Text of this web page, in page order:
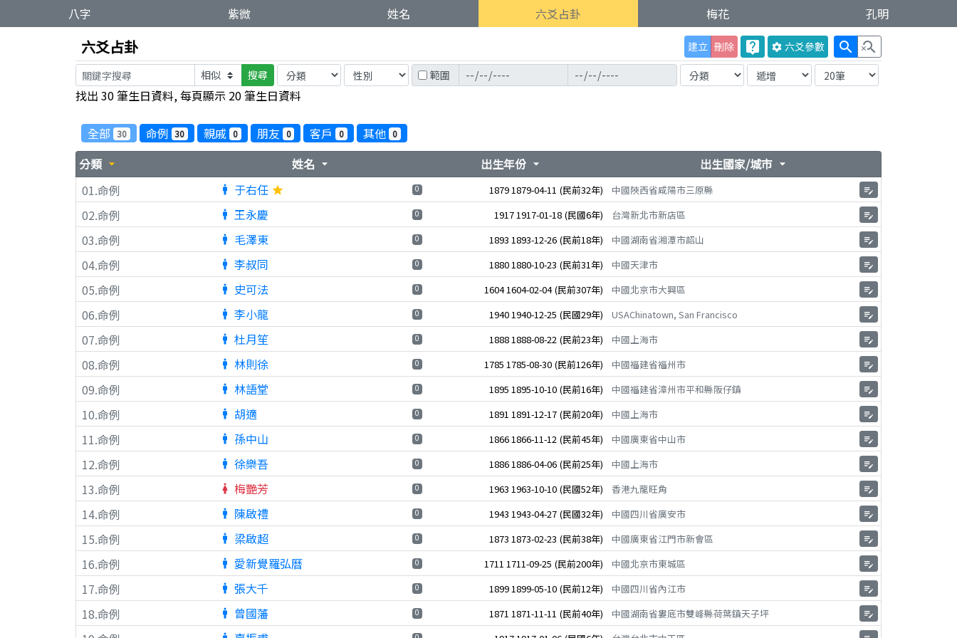
八字 紫微 姓名 六爻占卦 梅花 孔明
六爻占卦 建立 刪除 live_help settings 六爻參數 search search_off
搜尋 範圍
找出 30 筆生日資料, 每頁顯示 20 筆生日資料
全部 30 命例 30 親戚 0 朋友 0 客戶 0 其他 0
分類 arrow_drop_down 姓名 arrow_drop_down 出生年份 arrow_drop_down 出生國家/城市 arrow_drop_down
01.命例 man 于右任 star 0 1879 1879-04-11 (民前32年) 中國陝西省咸陽市三原縣 edit_note
02.命例 man 王永慶 0 1917 1917-01-18 (民國6年) 台灣新北市新店區 edit_note
03.命例 man 毛澤東 0 1893 1893-12-26 (民前18年) 中國湖南省湘潭市韶山 edit_note
04.命例 man 李叔同 0 1880 1880-10-23 (民前31年) 中國天津市 edit_note
05.命例 man 史可法 0 1604 1604-02-04 (民前307年) 中國北京市大興區 edit_note
06.命例 man 李小龍 0 1940 1940-12-25 (民國29年) USAChinatown, San Francisco edit_note
07.命例 man 杜月笙 0 1888 1888-08-22 (民前23年) 中國上海市 edit_note
08.命例 man 林則徐 0 1785 1785-08-30 (民前126年) 中國福建省福州市 edit_note
09.命例 man 林語堂 0 1895 1895-10-10 (民前16年) 中國福建省漳州市平和縣阪仔鎮 edit_note
10.命例 man 胡適 0 1891 1891-12-17 (民前20年) 中國上海市 edit_note
11.命例 man 孫中山 0 1866 1866-11-12 (民前45年) 中國廣東省中山市 edit_note
12.命例 man 徐樂吾 0 1886 1886-04-06 (民前25年) 中國上海市 edit_note
13.命例 woman 梅艷芳 0 1963 1963-10-10 (民國52年) 香港九龍旺角 edit_note
14.命例 man 陳啟禮 0 1943 1943-04-27 (民國32年) 中國四川省廣安市 edit_note
15.命例 man 梁啟超 0 1873 1873-02-23 (民前38年) 中國廣東省江門市新會區 edit_note
16.命例 man 愛新覺羅弘曆 0 1711 1711-09-25 (民前200年) 中國北京市東城區 edit_note
17.命例 man 張大千 0 1899 1899-05-10 (民前12年) 中國四川省內江市 edit_note
18.命例 man 曾國藩 0 1871 1871-11-11 (民前40年) 中國湖南省婁底市雙峰縣荷葉鎮天子坪 edit_note